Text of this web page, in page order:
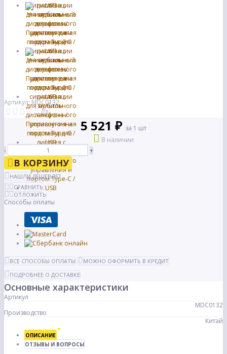
Артикул: MDC0132
(0)
5 521 ₽ за 1 шт
В наличии
-
+
В КОРЗИНУ
НАШЛИ ДЕШЕВЛЕ?
СРАВНИТЬ
ОТЛОЖИТЬ
Способы оплаты
ВСЕ СПОСОБЫ ОПЛАТЫ
МОЖНО ОФОРМИТЬ В КРЕДИТ
ПОДРОБНЕЕ О ДОСТАВКЕ
Основные характеристики
Артикул
MDC0132
Производство
Китай
ОПИСАНИЕ
ОТЗЫВЫ И ВОПРОСЫ